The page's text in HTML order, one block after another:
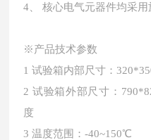
4、 核心电气元器件均采
※产品技术参数
1 试验箱内部尺寸：
2 试验箱外部尺寸：
度
3 温度范围：-40~150℃